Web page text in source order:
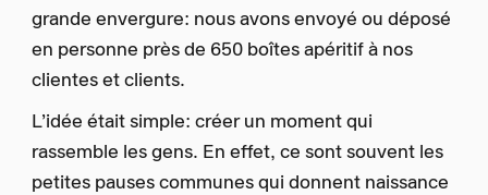
grande envergure: nous avons envoyé ou déposé
en personne près de 650 boîtes apéritif à nos
clientes et clients.
L’idée était simple: créer un moment qui
rassemble les gens. En effet, ce sont souvent les
petites pauses communes qui donnent naissance